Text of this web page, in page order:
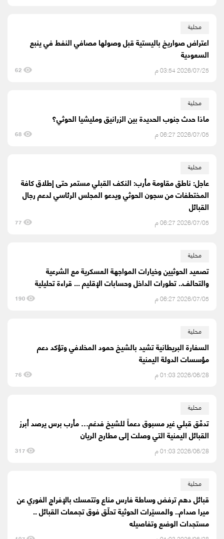
محلية
اعتراض صواريخ باليستية قبل وصولها مصافي النفط في ينبع
السعودية
2026/07/25 03:54 م 62
محلية
ماذا حدث جنوب الحديدة بين الزرانيق ومليشيا الحوثي؟
2026/07/05 06:27 م 68
محلية
عاجل: ناطق مقاومة مأرب: النكف القبلي مستمر حتى إطلاق كافة
المختطفات من سجون الحوثي ويدعو المجلس الرئاسي لدعم رجال
القبائل
2026/07/05 06:27 م 77
محلية
تصعيد الحوثيين وخيارات المواجهة العسكرية مع الشرعية
والتحالف.. تطورات الداخل وحسابات الإقليم ... قراءة تحليلية
2026/07/05 06:27 م 190
محلية
السفارة البريطانية تشيد بالشيخ حمود المخلافي وتؤكد دعم
مؤسسات الدولة اليمنية
2026/06/28 01:03 م 76
محلية
تدفّق قبلي غير مسبوق دعماً للشيخ فدغم… مأرب برس يرصد أبرز
القبائل اليمنية التي وصلت إلى مطارح الريان
2026/06/28 01:03 م 317
محلية
قبائل دهم ترفض وساطة فارس مناع وتتمسك بالإفراج الفوري عن
ميرا صدام.. والمسيّرات الحوثية تحلّق فوق تجمعات القبائل ..
مستجدات الوضع وتفاصيله